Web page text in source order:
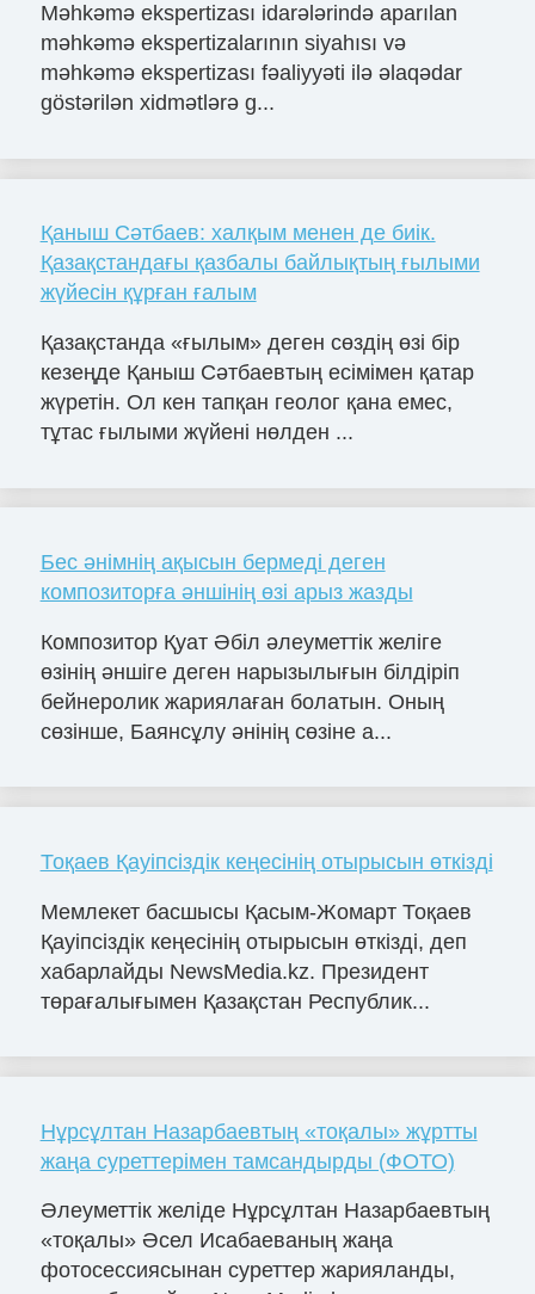
Məhkəmə ekspertizası idarələrində aparılan
məhkəmə ekspertizalarının siyahısı və
məhkəmə ekspertizası fəaliyyəti ilə əlaqədar
göstərilən xidmətlərə g...
Қаныш Сәтбаев: халқым менен де биік.
Қазақстандағы қазбалы байлықтың ғылыми
жүйесін құрған ғалым
Қазақстанда «ғылым» деген сөздің өзі бір
кезеңде Қаныш Сәтбаевтың есімімен қатар
жүретін. Ол кен тапқан геолог қана емес,
тұтас ғылыми жүйені нөлден ...
Бес әнімнің ақысын бермеді деген
композиторға әншінің өзі арыз жазды
Композитор Қуат Әбіл әлеуметтік желіге
өзінің әншіге деген нарызылығын білдіріп
бейнеролик жариялаған болатын. Оның
сөзінше, Баянсұлу әнінің сөзіне а...
Тоқаев Қауіпсіздік кеңесінің отырысын өткізді
Мемлекет басшысы Қаcым-Жомарт Тоқаев
Қауіпсіздік кеңесінің отырысын өткізді, деп
хабарлайды NewsMedia.kz. Президент
төрағалығымен Қазақстан Республик...
Нұрсұлтан Назарбаевтың «тоқалы» жұртты
жаңа суреттерімен тамсандырды (ФОТО)
Әлеуметтік желіде Нұрсұлтан Назарбаевтың
«тоқалы» Әсел Исабаеваның жаңа
фотосессиясынан суреттер жарияланды,